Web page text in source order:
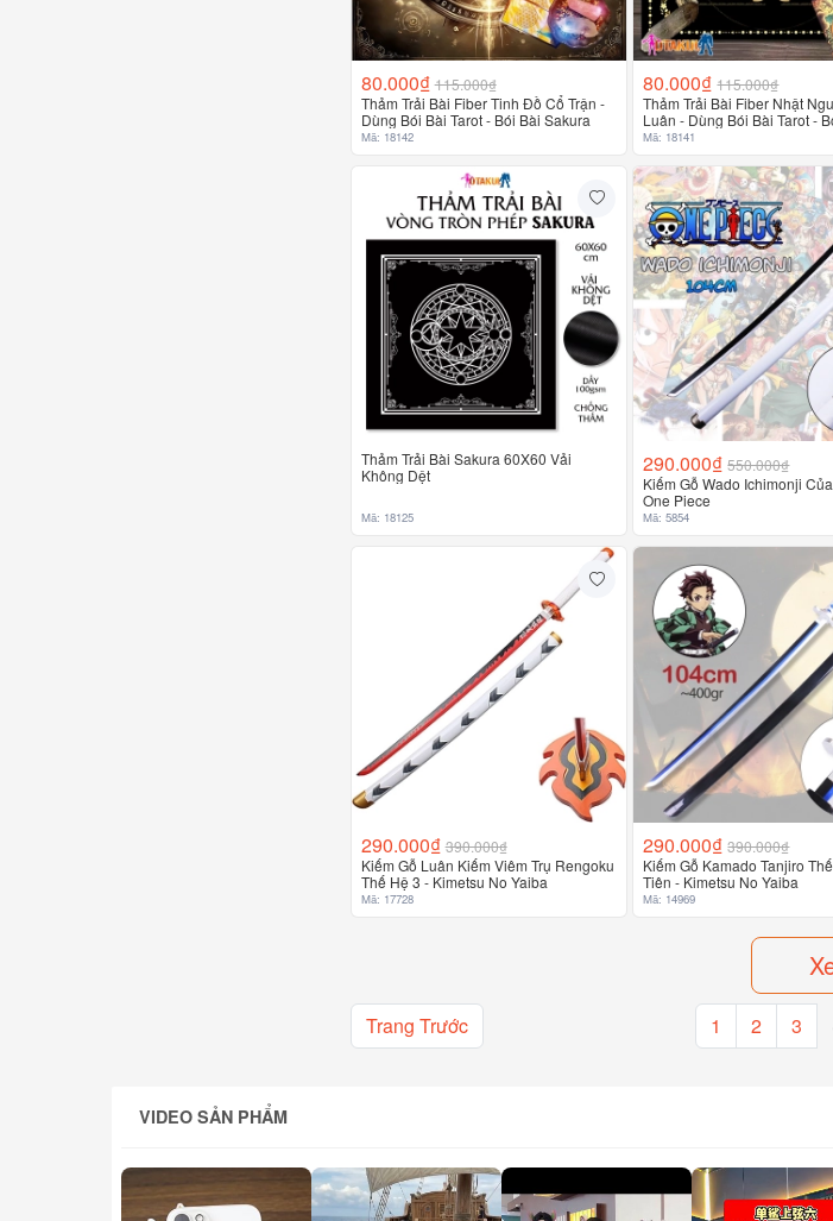
80.000₫115.000₫
Thảm Trải Bài Fiber Tinh Đồ Cổ Trận -
Dùng Bói Bài Tarot - Bói Bài Sakura
Mã: 18142
80.000₫115.000₫
Thảm Trải Bài Fiber Nhật
Luân - Dùng Bói Bài Tarot -
Sakura
Mã: 18141
Thảm Trải Bài Sakura 60X60 Vải
Không Dệt
Mã: 18125
290.000₫550.000₫
Kiếm Gỗ Wado Ichimonji
One Piece
Mã: 5854
290.000₫390.000₫
Kiếm Gỗ Luân Kiếm Viêm Trụ Rengoku
Thế Hệ 3 - Kimetsu No Yaiba
Mã: 17728
290.000₫390.000₫
Kiếm Gỗ Kamado Tanjiro
Tiên - Kimetsu No Yaiba
Mã: 14969
Trang Trước 1 2 3
VIDEO SẢN PHẨM